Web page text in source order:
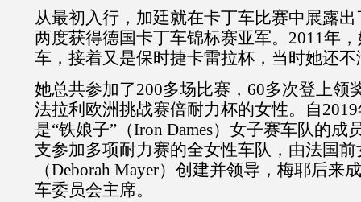
从最初入行， 加廷就在卡丁车比赛中展露
两度获得德国卡丁车锦标赛亚军。 2011年
车，接着又是保时捷卡雷拉杯，当时她还不
她总共参加了200多场比赛， 60多次登上领
法拉利欧洲挑战赛倍耐力杯的女性。自2019
是“铁娘子”（Iron Dames）女子赛车队的成
支参加多项耐力赛的全女性车队，由法国
（Deborah Mayer）创建并领导，梅耶后来
车委员会主席。